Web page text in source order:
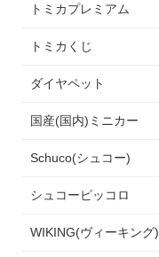
トミカプレミアム
トミカくじ
ダイヤペット
国産(国内)ミニカー
Schuco(シュコー)
シュコーピッコロ
WIKING(ヴィーキング)